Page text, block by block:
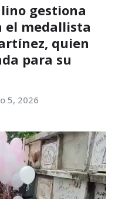
gestiona
el medallista
quien
para su
5, 2026